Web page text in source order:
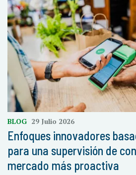
BLOG 29 Julio 2026
Enfoques innovadores
para una supervisión de
mercado más proactiva